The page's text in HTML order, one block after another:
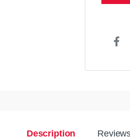
Description